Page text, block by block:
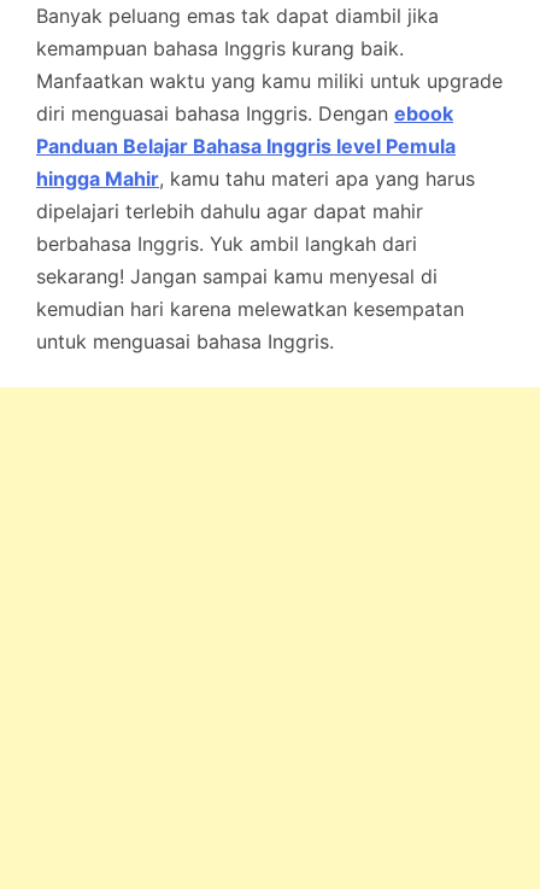
Banyak peluang emas tak dapat diambil jika
kemampuan bahasa Inggris kurang baik.
Manfaatkan waktu yang kamu miliki untuk upgrade
diri menguasai bahasa Inggris. Dengan ebook
Panduan Belajar Bahasa Inggris level Pemula
hingga Mahir, kamu tahu materi apa yang harus
dipelajari terlebih dahulu agar dapat mahir
berbahasa Inggris. Yuk ambil langkah dari
sekarang! Jangan sampai kamu menyesal di
kemudian hari karena melewatkan kesempatan
untuk menguasai bahasa Inggris.